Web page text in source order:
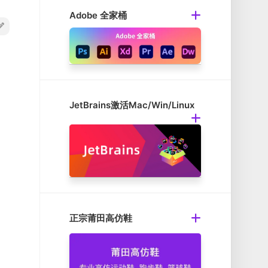
Adobe 全家桶
JetBrains激活Mac/Win/Linux
正宗莆田高仿鞋